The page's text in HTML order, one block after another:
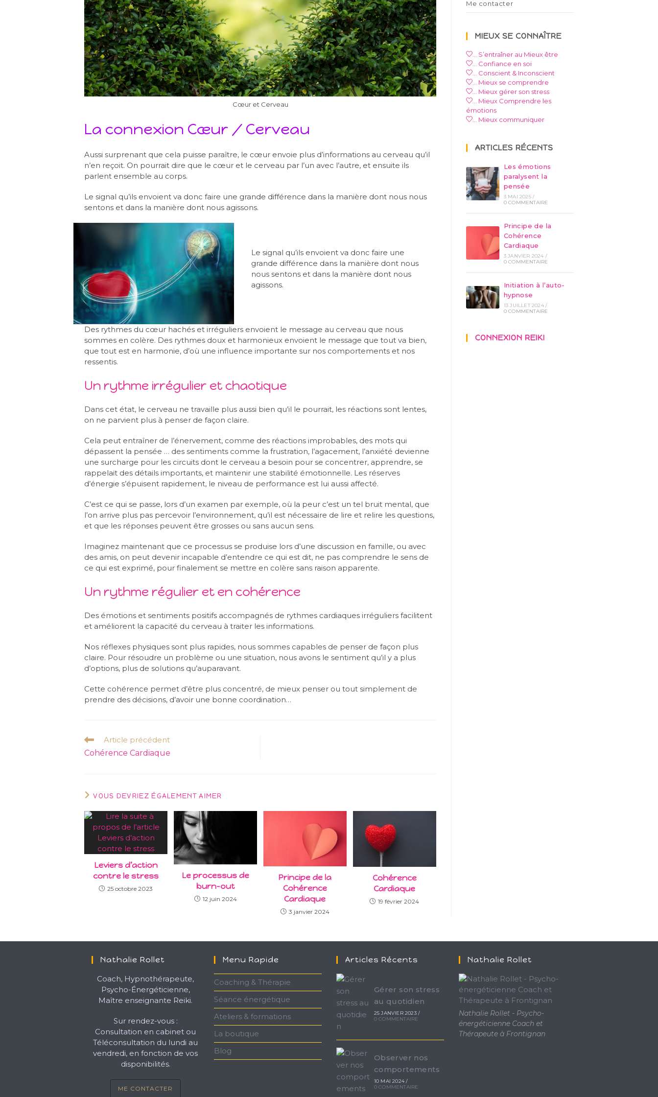
Cœur et Cerveau
La connexion Cœur / Cerveau
Aussi surprenant que cela puisse paraître, le cœur envoie plus d’informations au cerveau qu’il
n’en reçoit. On pourrait dire que le cœur et le cerveau par l’un avec l’autre, et ensuite ils
parlent ensemble au corps.
Le signal qu’ils envoient va donc faire une grande différence dans la manière dont nous nous
sentons et dans la manière dont nous agissons.
Le signal qu’ils envoient va donc faire une
grande différence dans la manière dont nous
nous sentons et dans la manière dont nous
agissons.
Des rythmes du cœur hachés et irréguliers envoient le message au cerveau que nous
sommes en colère. Des rythmes doux et harmonieux envoient le message que tout va bien,
que tout est en harmonie, d’où une influence importante sur nos comportements et nos
ressentis.
Un rythme irrégulier et chaotique
Dans cet état, le cerveau ne travaille plus aussi bien qu’il le pourrait, les réactions sont lentes,
on ne parvient plus à penser de façon claire.
Cela peut entraîner de l’énervement, comme des réactions improbables, des mots qui
dépassent la pensée … des sentiments comme la frustration, l’agacement, l’anxiété devienne
une surcharge pour les circuits dont le cerveau a besoin pour se concentrer, apprendre, se
rappelait des détails importants, et maintenir une stabilité émotionnelle. Les réserves
d’énergie s’épuisent rapidement, le niveau de performance est lui aussi affecté.
C’est ce qui se passe, lors d’un examen par exemple, où la peur c’est un tel bruit mental, que
l’on arrive plus pas percevoir l’environnement, qu’il est nécessaire de lire et relire les questions,
et que les réponses peuvent être grosses ou sans aucun sens.
Imaginez maintenant que ce processus se produise lors d’une discussion en famille, ou avec
des amis, on peut devenir incapable d’entendre ce qui est dit, ne pas comprendre le sens de
ce qui est exprimé, pour finalement se mettre en colère sans raison apparente.
Un rythme régulier et en cohérence
Des émotions et sentiments positifs accompagnés de rythmes cardiaques irréguliers facilitent
et améliorent la capacité du cerveau à traiter les informations.
Nos réflexes physiques sont plus rapides, nous sommes capables de penser de façon plus
claire. Pour résoudre un problème ou une situation, nous avons le sentiment qu’il y a plus
d’options, plus de solutions qu’auparavant.
Cette cohérence permet d’être plus concentré, de mieux penser ou tout simplement de
prendre des décisions, d’avoir une bonne coordination…
Read
more
articles
Article précédent
Cohérence Cardiaque
VOUS DEVRIEZ ÉGALEMENT AIMER
Leviers d’action
contre le stress
25 octobre 2023
Le processus de
burn-out
12 juin 2024
Principe de la
Cohérence
Cardiaque
3 janvier 2024
Cohérence
Cardiaque
19 février 2024
Me contacter
MIEUX SE CONNAÎTRE
… S’entraîner au Mieux être
… Confiance en soi
… Conscient & Inconscient
… Mieux se comprendre
… Mieux gérer son stress
… Mieux Comprendre les
émotions
… Mieux communiquer
ARTICLES RÉCENTS
Les émotions
paralysent la
pensée
3 MAI 2025 /
0 COMMENTAIRE
Principe de la
Cohérence
Cardiaque
3 JANVIER 2024 /
0 COMMENTAIRE
Initiation à l’auto-
hypnose
13 JUILLET 2024 /
0 COMMENTAIRE
CONNEXION REIKI
Nathalie Rollet
Coach, Hypnothérapeute,
Psycho-Énergéticienne,
Maître enseignante Reiki.
Sur rendez-vous :
Consultation en cabinet ou
Téléconsultation du lundi au
vendredi, en fonction de vos
disponibilités.
ME CONTACTER
Menu Rapide
Coaching & Thérapie
Séance énergétique
Ateliers & formations
La boutique
Blog
Articles Récents
Gérer son stress
au quotidien
25 JANVIER 2023 /
0 COMMENTAIRE
Observer nos
comportements
10 MAI 2024 /
0 COMMENTAIRE
Nathalie Rollet
Nathalie Rollet - Psycho-
énergéticienne Coach et
Thérapeute à Frontignan